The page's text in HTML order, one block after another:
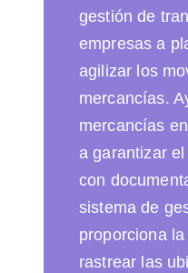
gestión de
empresas a
agilizar los
mercancías.
mercancías
a garantizar
con
sistema de
proporciona
rastrear las